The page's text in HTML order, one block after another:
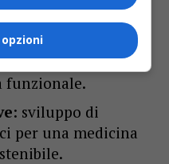
salute e
: nutraceutici,
nutrizione
funzionale.
: sviluppo di
per una medicina